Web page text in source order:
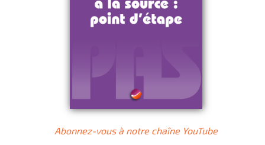
Abonnez-vous à notre chaîne YouTube